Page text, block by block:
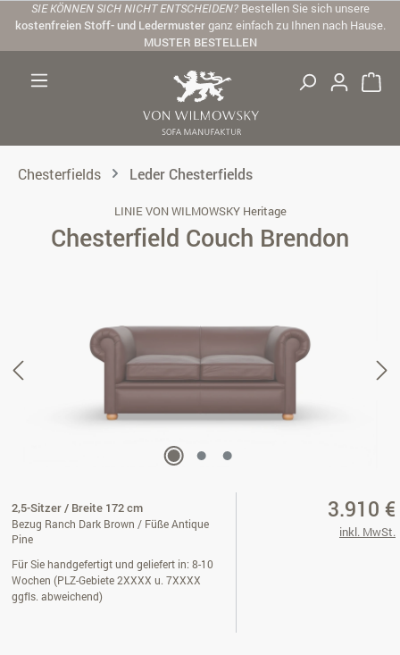
Zum Hauptinhalt springen
SIE KÖNNEN SICH NICHT ENTSCHEIDEN? Bestellen Sie sich unsere
kostenfreien Stoff- und Ledermusterganz einfach zu Ihnen nach Hause.
MUSTER BESTELLEN
Chesterfields Leder Chesterfields
LINIE VON WILMOWSKY Heritage
Chesterfield Couch Brendon
2,5-Sitzer / Breite 172 cm
Bezug Ranch Dark Brown / Füße Antique
Pine
Für Sie handgefertigt und geliefert in: 8-10
Wochen (PLZ-Gebiete 2XXXX u. 7XXXX
ggfls. abweichend)
3.910 €
inkl. MwSt.